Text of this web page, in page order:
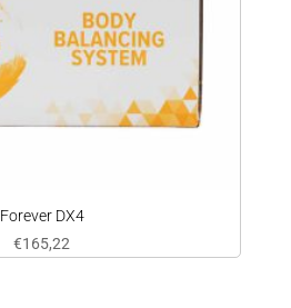
Forever DX4
€165,22